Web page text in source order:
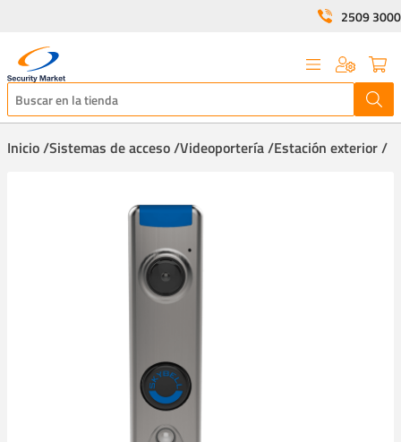
2509 3000
Inicio /Sistemas de acceso /Videoportería /Estación exterior /